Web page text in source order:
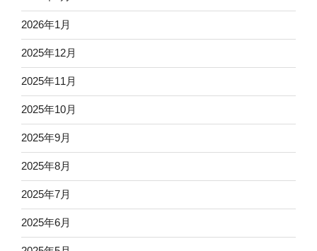
2026年1月
2025年12月
2025年11月
2025年10月
2025年9月
2025年8月
2025年7月
2025年6月